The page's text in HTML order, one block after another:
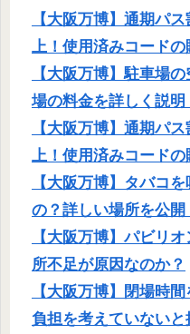
【大阪万博】通期パ
上！使用済みコードの
【大阪万博】駐車場
場の料金を詳しく説明
【大阪万博】通期パ
上！使用済みコードの
【大阪万博】タバコ
の？詳しい場所を公開
【大阪万博】パビリ
所不足が原因なのか？
【大阪万博】閉場時
負担を考えていないと